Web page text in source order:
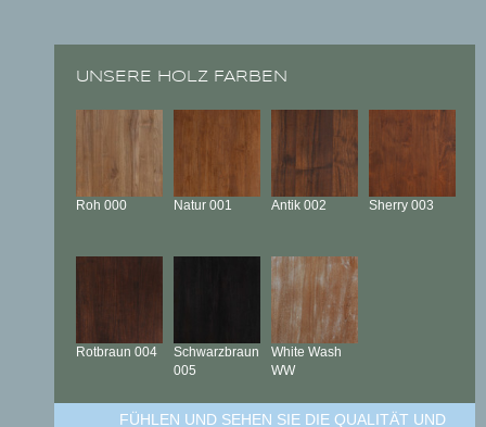
UNSERE HOLZ FARBEN
Roh 000 Natur 001 Antik 002 Sherry 003
Rotbraun 004
Schwarzbraun
005
White Wash
WW
FÜHLEN UND SEHEN SIE DIE QUALITÄT UND